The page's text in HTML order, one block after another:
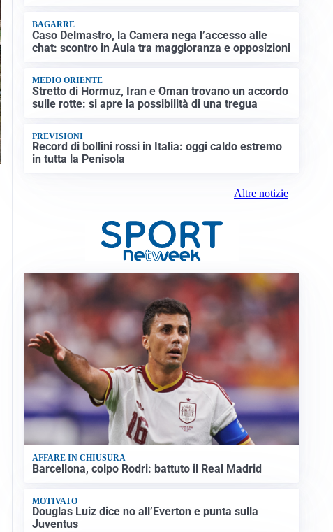
BAGARRE
Caso Delmastro, la Camera nega l’accesso alle
chat: scontro in Aula tra maggioranza e opposizioni
MEDIO ORIENTE
Stretto di Hormuz, Iran e Oman trovano un accordo
sulle rotte: si apre la possibilità di una tregua
PREVISIONI
Record di bollini rossi in Italia: oggi caldo estremo
in tutta la Penisola
Altre notizie
AFFARE IN CHIUSURA
Barcellona, colpo Rodri: battuto il Real Madrid
MOTIVATO
Douglas Luiz dice no all’Everton e punta sulla
Juventus